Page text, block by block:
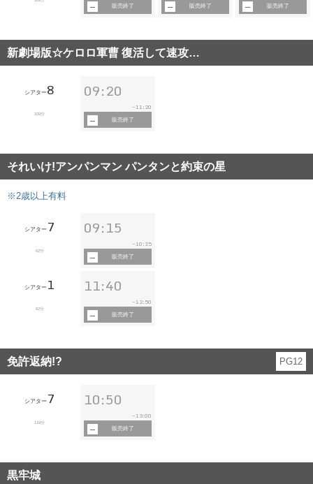
販売終了 販売終了 販売終了
新劇場版☆ケロロ軍曹 復活して速攻…
シアター8
109分
09:20
~11:20
販売終了
それいけ!アンパンマン パンタンと約束の星
※2歳以上有料
シアター 7
62分
09:15
~10:25
販売終了
シアター 1
62分
11:40
~12:50
販売終了
免許返納!? PG12
シアター 7
119分
10:50
~13:00
販売終了
黒牢城